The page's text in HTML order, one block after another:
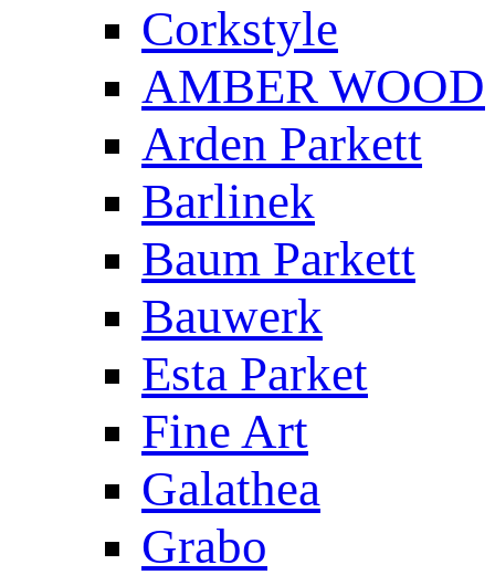
Corkstyle
AMBER WOOD
Arden Parkett
Barlinek
Baum Parkett
Bauwerk
Esta Parket
Fine Art
Galathea
Grabo